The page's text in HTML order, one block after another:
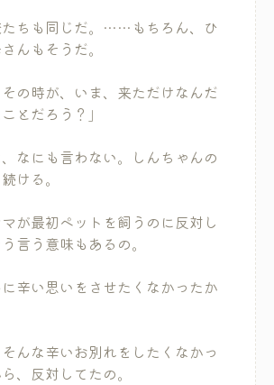
ちも同じだ。……もちろん、ひ
んもそうだ。
の時が、いま、来ただけなんだ
とだろう？」
なにも言わない。しんちゃんの
ける。
マが最初ペットを飼うのに反対し
言う意味もあるの。
辛い思いをさせたくなかったか
んな辛いお別れをしたくなかっ
、反対してたの。